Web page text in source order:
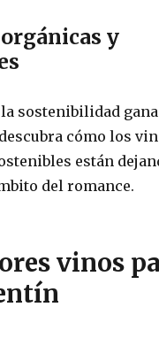
y
sostenibilidad gana
cómo los
están
del romance.
vinos